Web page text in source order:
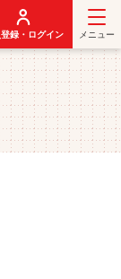
録・ログイン メニュー